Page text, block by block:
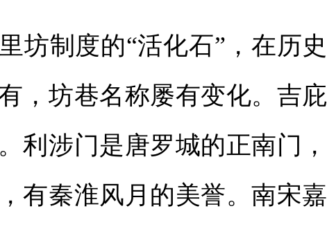
制度的“活化石”，在历
，坊巷名称屡有变化。吉
利涉门是唐罗城的正南门
有秦淮风月的美誉。南宋